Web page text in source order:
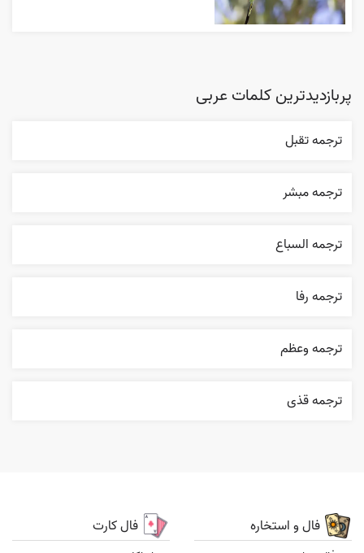
پربازدیدترین کلمات عربی
ترجمه تقبل
ترجمه مبشر
ترجمه السباع
ترجمه رفا
ترجمه وعظم
ترجمه قذی
فال و استخاره فال کارت